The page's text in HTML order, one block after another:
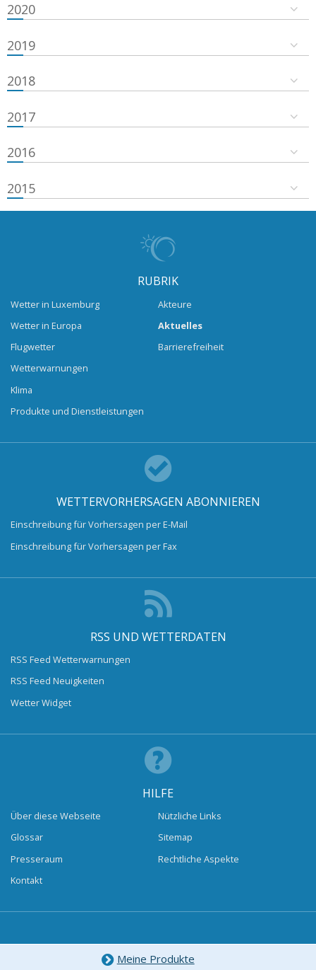
2020
2019
2018
2017
2016
2015
RUBRIK
Wetter in Luxemburg
Wetter in Europa
Flugwetter
Wetterwarnungen
Klima
Produkte und Dienstleistungen
Akteure
Aktuelles
Barrierefreiheit
WETTERVORHERSAGEN ABONNIEREN
Einschreibung für Vorhersagen per E-Mail
Einschreibung für Vorhersagen per Fax
RSS UND WETTERDATEN
RSS Feed Wetterwarnungen
RSS Feed Neuigkeiten
Wetter Widget
HILFE
Über diese Webseite
Glossar
Presseraum
Kontakt
Nützliche Links
Sitemap
Rechtliche Aspekte
Meine Produkte